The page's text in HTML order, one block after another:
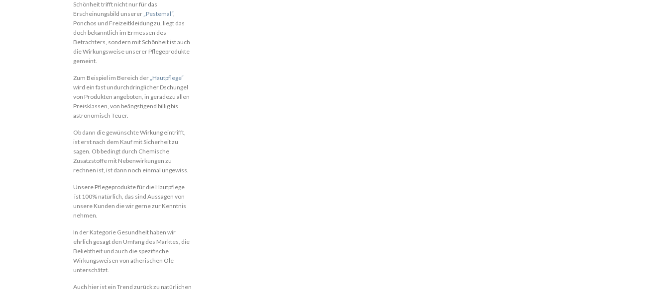
Schönheit trifft nicht nur für das
Erscheinungsbild unserer „Pestemal“,
Ponchos und Freizeitkleidung zu, liegt das
doch bekanntlich im Ermessen des
Betrachters, sondern mit Schönheit ist auch
die Wirkungsweise unserer Pflegeprodukte
gemeint.
Zum Beispiel im Bereich der „Hautpflege“
wird ein fast undurchdringlicher Dschungel
von Produkten angeboten, in geradezu allen
Preisklassen, von beängstigend billig bis
astronomisch Teuer.
Ob dann die gewünschte Wirkung eintrifft,
ist erst nach dem Kauf mit Sicherheit zu
sagen. Ob bedingt durch Chemische
Zusatzstoffe mit Nebenwirkungen zu
rechnen ist, ist dann noch einmal ungewiss.
Unsere Pflegeprodukte für die Hautpflege
ist 100% natürlich, das sind Aussagen von
unsere Kunden die wir gerne zur Kenntnis
nehmen.
In der Kategorie Gesundheit haben wir
ehrlich gesagt den Umfang des Marktes, die
Beliebtheit und auch die spezifische
Wirkungsweisen von ätherischen Öle
unterschätzt.
Auch hier ist ein Trend zurück zu natürlichen